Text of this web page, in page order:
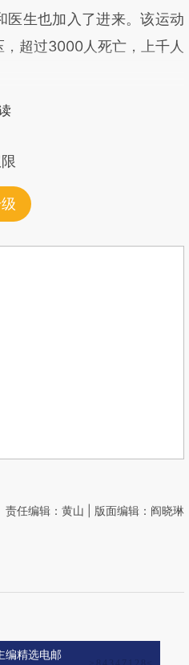
医生也加入了进来。该运动
超过3000人死亡，上千人
责任编辑：黄山 | 版面编辑：阎晓琳
编精选电邮